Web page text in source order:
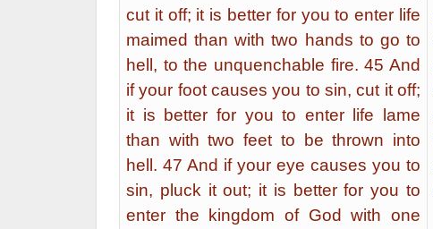
cut it off; it is better for you to enter life
maimed than with two hands to go to
hell, to the unquenchable fire. 45 And
if your foot causes you to sin, cut it off;
it is better for you to enter life lame
than with two feet to be thrown into
hell. 47 And if your eye causes you to
sin, pluck it out; it is better for you to
enter the kingdom of God with one